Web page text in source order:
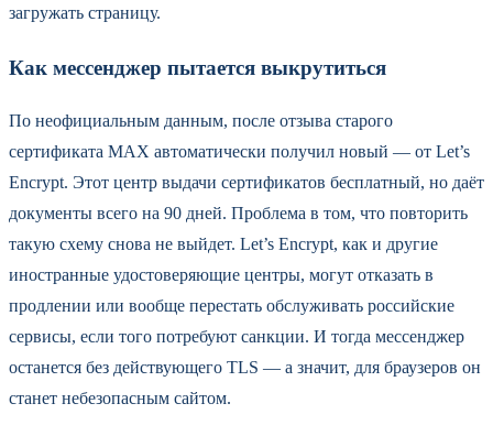
загружать страницу.
Как мессенджер пытается выкрутиться
По неофициальным данным, после отзыва старого
сертификата MAX автоматически получил новый — от Let’s
Encrypt. Этот центр выдачи сертификатов бесплатный, но даёт
документы всего на 90 дней. Проблема в том, что повторить
такую схему снова не выйдет. Let’s Encrypt, как и другие
иностранные удостоверяющие центры, могут отказать в
продлении или вообще перестать обслуживать российские
сервисы, если того потребуют санкции. И тогда мессенджер
останется без действующего TLS — а значит, для браузеров он
станет небезопасным сайтом.